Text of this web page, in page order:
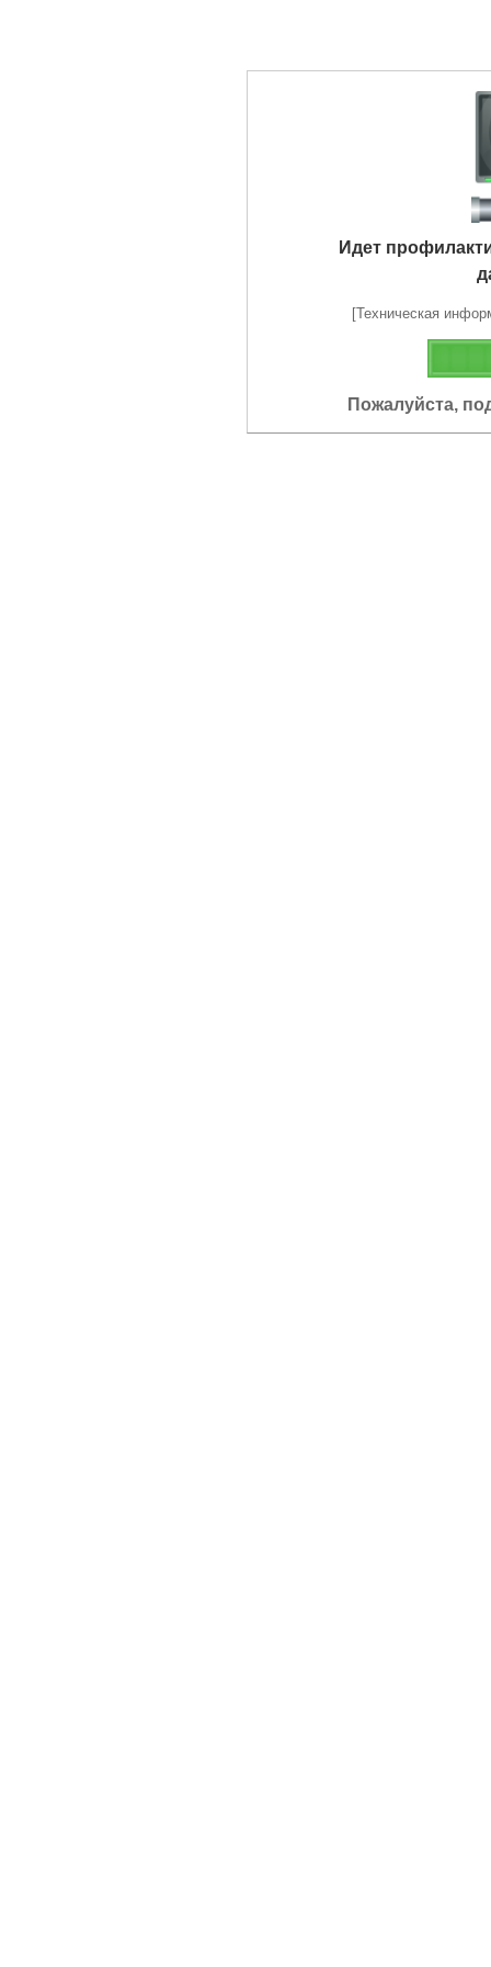
Идет
[Техническая
Пожалуйста,